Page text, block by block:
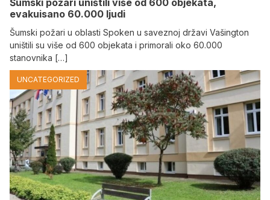
Šumski požari uništili više od 600 objekata,
evakuisano 60.000 ljudi
Šumski požari u oblasti Spoken u saveznoj državi Vašington
uništili su više od 600 objekata i primorali oko 60.000
stanovnika […]
UNCATEGORIZED